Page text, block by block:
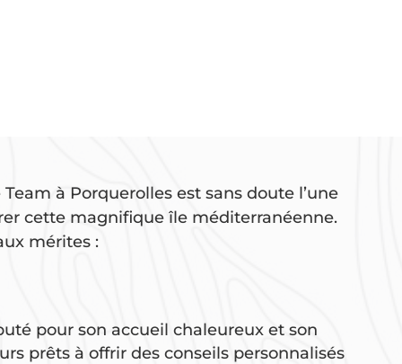
à Porquerolles est sans doute l’une
cette magnifique île méditerranéenne.
mérites :
pour son accueil chaleureux et son
prêts à offrir des conseils personnalisés